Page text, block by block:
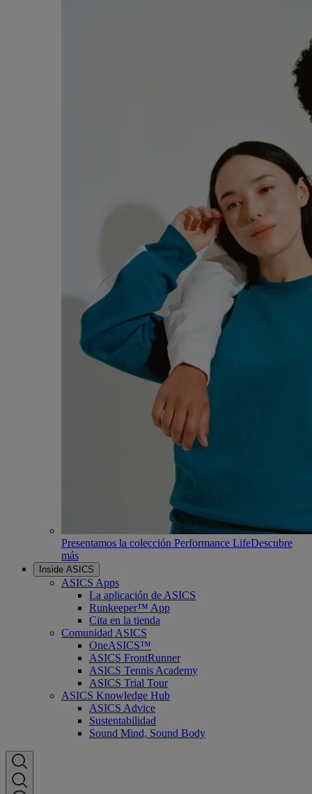
Presentamos la colección Performance LifeDescubre
más
Inside ASICS
ASICS Apps
La aplicación de ASICS
Runkeeper™ App
Cita en la tienda
Comunidad ASICS
OneASICS™
ASICS FrontRunner
ASICS Tennis Academy
ASICS Trial Tour
ASICS Knowledge Hub
ASICS Advice
Sustentabilidad
Sound Mind, Sound Body